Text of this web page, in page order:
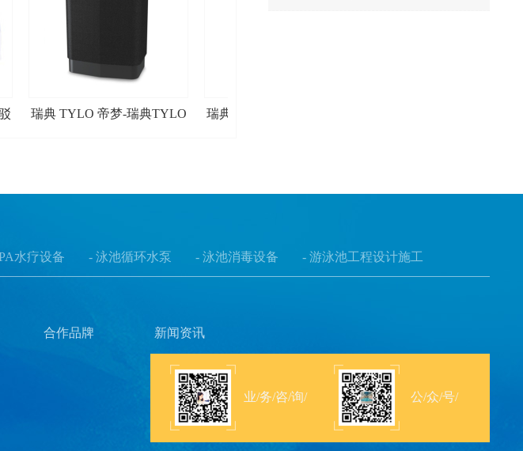
瑞典 TYLO 帝梦-瑞典TYLO
瑞典 TYLO 帝梦-TYLO新款
水疗设备 - 泳池循环水泵 - 泳池消毒设备 - 游泳池工程设计施工
业/务/咨/询/ 公/众/号/
合作品牌 新闻资讯